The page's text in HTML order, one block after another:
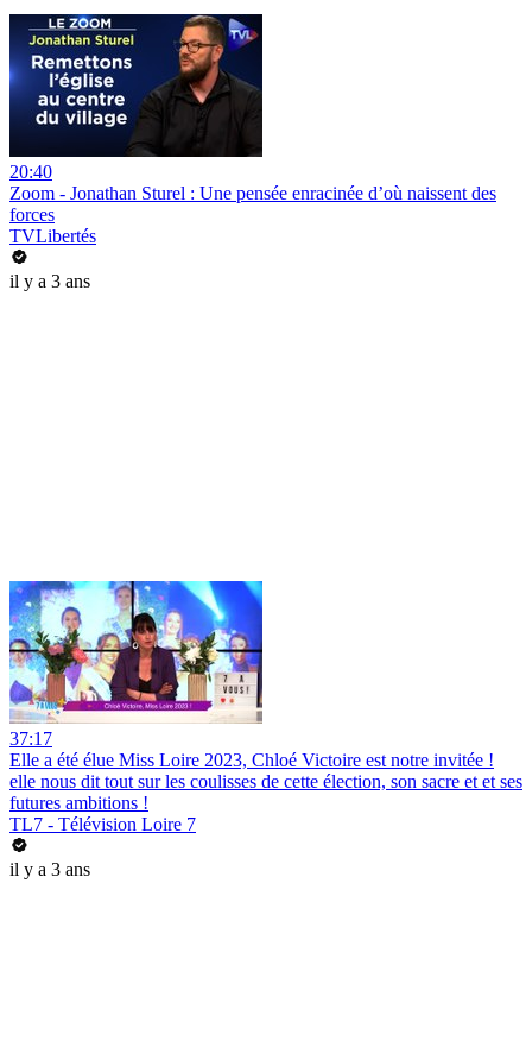
20:40
Zoom - Jonathan Sturel : Une pensée enracinée d’où naissent des
forces
TVLibertés
il y a 3 ans
37:17
Elle a été élue Miss Loire 2023, Chloé Victoire est notre invitée !
elle nous dit tout sur les coulisses de cette élection, son sacre et et ses
futures ambitions !
TL7 - Télévision Loire 7
il y a 3 ans